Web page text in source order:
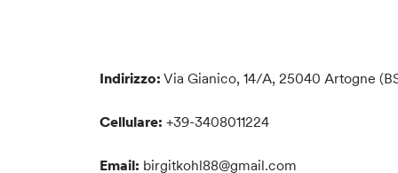
Indirizzo: Via Gianico, 14/A, 25040 Artogne
Cellulare: +39-3408011224
Email: birgitkohl88@gmail.com